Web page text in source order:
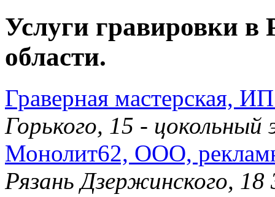
Услуги гравировки в
области.
Граверная мастерская,
Горького, 15 -
Монолит62, ООО,
Рязань Дзержинского, 18